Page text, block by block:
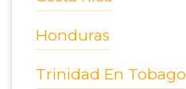
Honduras
Trinidad En Tobago